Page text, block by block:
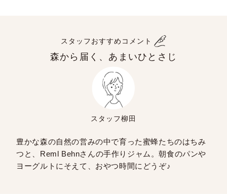
スタッフおすすめコメント
森から届く、あまいひとさじ
スタッフ柳田
豊かな森の自然の営みの中で育った蜜蜂たちのはちみ
つと、Reml Behnさんの手作りジャム。朝食のパンや
ヨーグルトにそえて、おやつ時間にどうぞ♪